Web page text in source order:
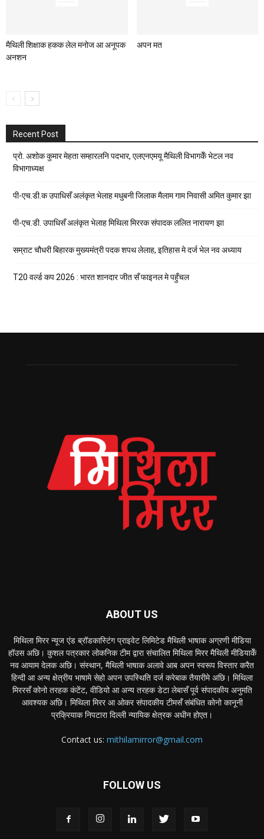
मैथिली शिक्षाक हकक लेल मनोज आ अनूपक
अनशन
अपन मत
Recent Post
प्रो. अशोक कुमार मेहता सम्हारलनि पदभार, एलएनएमयू मैथिली विभागकेँ भेटल नव
विभागाध्यक्ष
पी-एच.डी.क उपाधिसँ अलंकृत भेलाह मधुबनी जिलाक मैलाम गाम निवासी अमित कुमार झा
पी-एच.डी. उपाधिसँ अलंकृत भेलाह मिथिला मिररक संपादक ललित नारायण झा
सम्राट चौधरी बिहारक मुख्यमंत्री पदक शपथ लेलाह, इतिहास मे दर्ज भेल नव अध्याय
T20 वर्ल्ड कप 2026 : भारत शानदार जीत सँ फाइनल मे पहुँचल
ABOUT US
मिथिला मिरर न्यूज एंड ब्रॉडकास्टिंग प्राइवेट लिमिटेड मैथिली भाषाक अग्रणी मीडिया
हॉउस अछि। कुशल पत्रकार लोकनिक टीम द्वारा संचालित मिथिला मिरर मैथिली मीडियाकेँ
नव आयाम देलक अछि। संस्थान, मैथिली भाषाक अलावे आब अपन स्वरूप विस्तार करैत
हिन्दी आ अन्य क्षेत्रीय भाषामे सेहो अपन उपस्थिति दर्ज करेबाक तैयारीमे अछि। मिथिला
मिररसँ कोनो तरहक कंटेंट, वीडियो आ अन्य तरहक डेटा लेबासँ पूर्व संपादकीय अनुमति
आवश्यक अछि। मिथिला मिरर आ ओकर संपादकीय टीमसँ संबंधित कोनो कानूनी
प्रक्रियाक निपटारा दिल्ली न्यायिक क्षेत्रक अधीन होएत।
Contact us: mithilamirror@gmail.com
FOLLOW US